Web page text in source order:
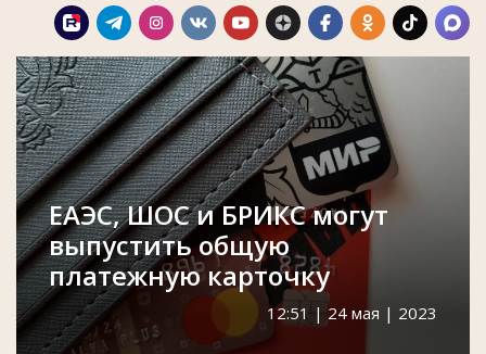
ЕАЭС, ШОС и БРИКС могут
выпустить общую
платежную карточку
12:51 | 24 мая | 2023